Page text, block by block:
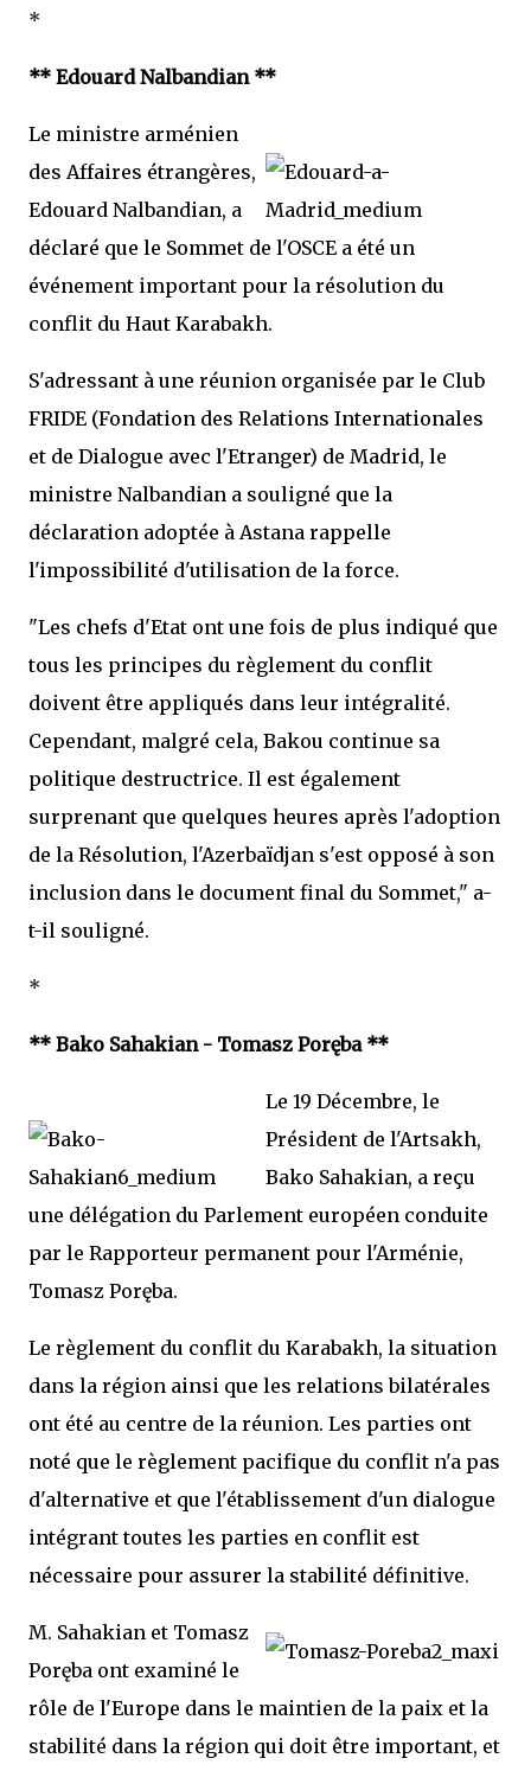
*
** Edouard Nalbandian **
Le ministre arménien
des Affaires étrangères,
Edouard Nalbandian, a
déclaré que le Sommet de l'OSCE a été un
événement important pour la résolution du
conflit du Haut Karabakh.
S'adressant à une réunion organisée par le Club
FRIDE (Fondation des Relations Internationales
et de Dialogue avec l'Etranger) de Madrid, le
ministre Nalbandian a souligné que la
déclaration adoptée à Astana rappelle
l'impossibilité d'utilisation de la force.
"Les chefs d'Etat ont une fois de plus indiqué que
tous les principes du règlement du conflit
doivent être appliqués dans leur intégralité.
Cependant, malgré cela, Bakou continue sa
politique destructrice. Il est également
surprenant que quelques heures après l'adoption
de la Résolution, l'Azerbaïdjan s'est opposé à son
inclusion dans le document final du Sommet," a-
t-il souligné.
*
** Bako Sahakian - Tomasz Poręba **
Le 19 Décembre, le
Président de l'Artsakh,
Bako Sahakian, a reçu
une délégation du Parlement européen conduite
par le Rapporteur permanent pour l'Arménie,
Tomasz Poręba.
Le règlement du conflit du Karabakh, la situation
dans la région ainsi que les relations bilatérales
ont été au centre de la réunion. Les parties ont
noté que le règlement pacifique du conflit n'a pas
d'alternative et que l'établissement d'un dialogue
intégrant toutes les parties en conflit est
nécessaire pour assurer la stabilité définitive.
M. Sahakian et Tomasz
Poręba ont examiné le
rôle de l'Europe dans le maintien de la paix et la
stabilité dans la région qui doit être important, et